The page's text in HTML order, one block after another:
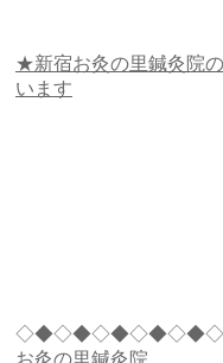
★新宿お灸の里鍼灸院
います
お灸の里鍼灸院